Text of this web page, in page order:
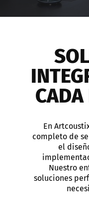
CADA
En
completo de
el
Nuestro
soluciones